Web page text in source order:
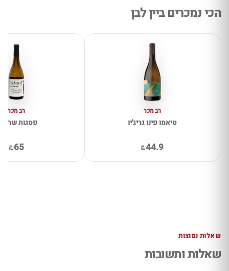
הכי נמכרים ביין לבן
רב מכר
טיאמו פינו גריג'יו
₪44.9
רב מכר
פסגות
₪65
שאלות נפוצות
שאלות ותשובות